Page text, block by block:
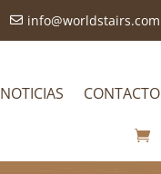
 info@worldstairs.com
NOTICIAS CONTACTO